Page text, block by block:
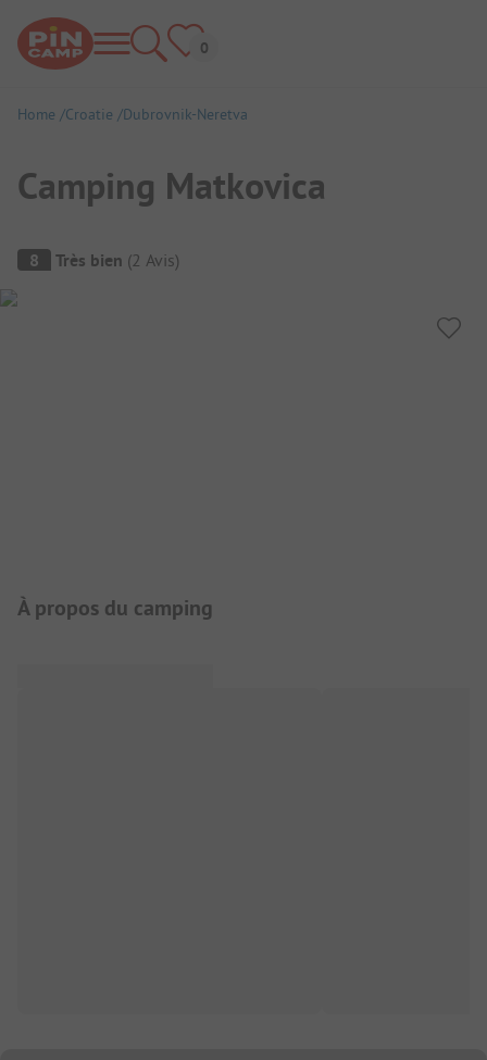
Home Croatie Dubrovnik-Neretva
Camping Matkovica
Aperçu du camping
8 Très bien (2 Avis)
Présentation du camping
À propos du camping